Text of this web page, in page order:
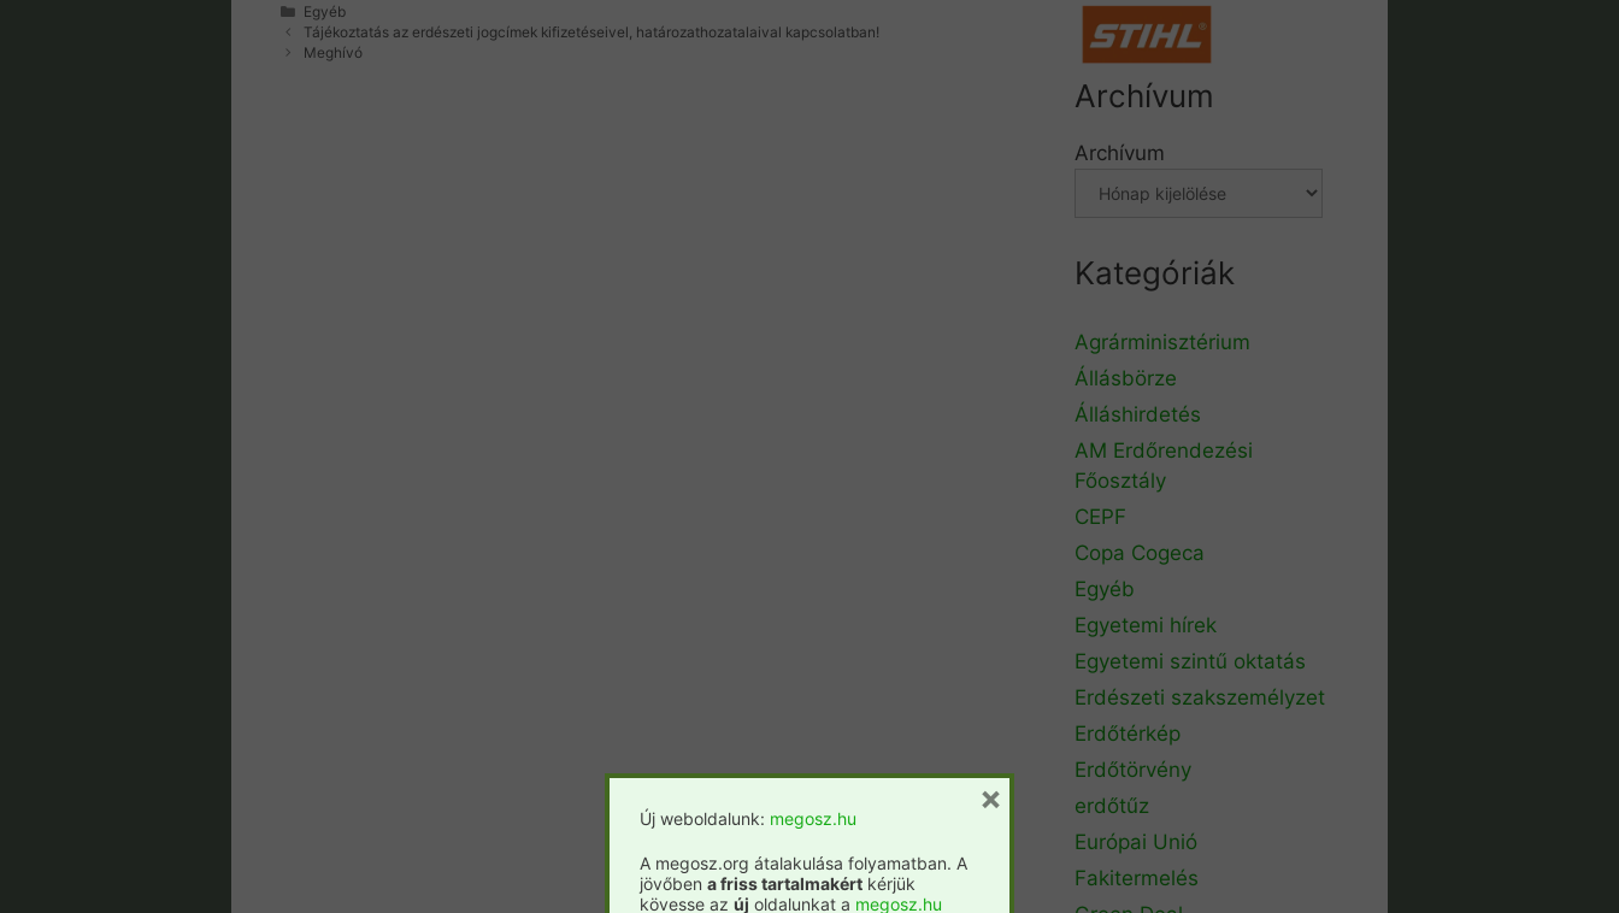
Kategória
Egyéb
Tájékoztatás az erdészeti jogcímek kifizetéseivel, határozathozatalaival kapcsolatban!
Meghívó
Archívum
Archívum
Kategóriák
Agrárminisztérium
Állásbörze
Álláshirdetés
AM Erdőrendezési
Főosztály
CEPF
Copa Cogeca
Egyéb
Egyetemi hírek
Egyetemi szintű oktatás
Erdészeti szakszemélyzet
Erdőtérkép
Erdőtörvény
erdőtűz
Európai Unió
Fakitermelés
Új weboldalunk: megosz.hu
A megosz.org átalakulása folyamatban. A
jövőben a friss tartalmakért kérjük
kövesse az új oldalunkat a megosz.hu
×